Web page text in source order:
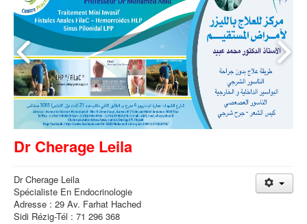
Dr Cherage Leila
Dr Cherage Leila
Spécialiste En Endocrinologie
Adresse : 29 Av. Farhat Hached
Sidi Rézig-Tél : 71 296 368